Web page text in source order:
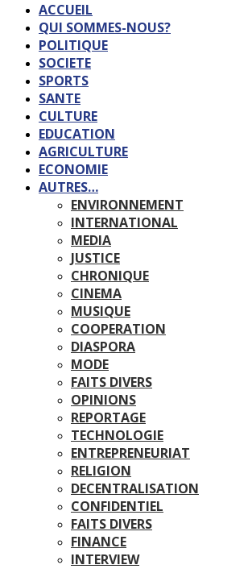
ACCUEIL
QUI SOMMES-NOUS?
POLITIQUE
SOCIETE
SPORTS
SANTE
CULTURE
EDUCATION
AGRICULTURE
ECONOMIE
AUTRES…
ENVIRONNEMENT
INTERNATIONAL
MEDIA
JUSTICE
CHRONIQUE
CINEMA
MUSIQUE
COOPERATION
DIASPORA
MODE
FAITS DIVERS
OPINIONS
REPORTAGE
TECHNOLOGIE
ENTREPRENEURIAT
RELIGION
DECENTRALISATION
CONFIDENTIEL
FAITS DIVERS
FINANCE
INTERVIEW